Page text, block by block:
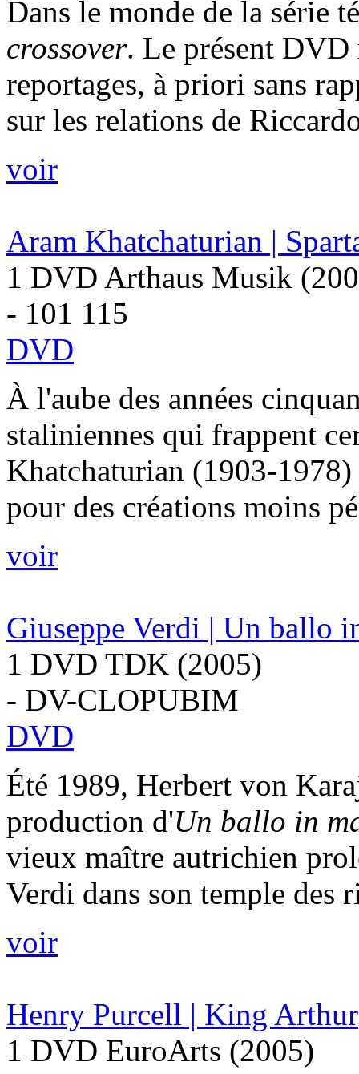
Dans le monde de la série
crossover. Le présent DVD
reportages, à priori sans
sur les relations de
voir
Aram Khatchaturian |
1 DVD Arthaus Musik
- 101 115
DVD
À l'aube des années
staliniennes qui frappent
Khatchaturian (1903-1978)
pour des créations moins
voir
Giuseppe Verdi | Un ballo
1 DVD TDK (2005)
- DV-CLOPUBIM
DVD
Été 1989, Herbert von
production d'Un ballo in
vieux maître autrichien
Verdi dans son temple des
voir
Henry Purcell | King Arthur
1 DVD EuroArts (2005)